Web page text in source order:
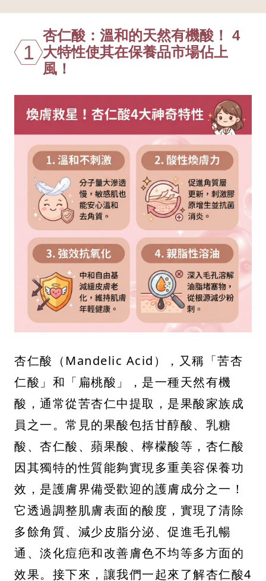
1
杏仁酸：溫和的天然有機酸！ 4
大特性使其在保養品市場佔上
風！
杏仁酸（Mandelic Acid），又稱「苦杏
仁酸」和「扁桃酸」，是一種天然有機
酸，通常從苦杏仁中提取，是果酸家族成
員之一。常見的果酸包括甘醇酸、乳糖
酸、杏仁酸、蘋果酸、檸檬酸等，杏仁酸
因其獨特的性質能夠實現多重美容保養功
效，是護膚界備受歡迎的護膚成分之一！
它透過調整肌膚表面的酸度，實現了清除
多餘角質、減少皮脂分泌、促進毛孔暢
通、淡化痘疤和改善膚色不均等多方面的
效果。接下來，讓我們一起來了解杏仁酸4